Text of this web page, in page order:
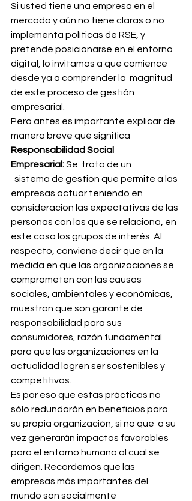
Si usted tiene una empresa en el
mercado y aún no tiene claras o no
implementa políticas de RSE, y
pretende posicionarse en el entorno
digital, lo invitamos a que comience
desde ya a comprender la  magnitud
de este proceso de gestión
empresarial.
Pero antes es importante explicar de
manera breve qué significa
Responsabilidad Social
Empresarial: Se  trata de un
empresas actuar teniendo en
consideración las expectativas de las
personas con las que se relaciona, en
este caso los grupos de interés. Al
respecto, conviene decir que en la
medida en que las organizaciones se
comprometen con las causas
sociales, ambientales y económicas,
muestran que son garante de
responsabilidad para sus
consumidores, razón fundamental
para que las organizaciones en la
actualidad logren ser sostenibles y
competitivas.
Es por eso que estas prácticas no
sólo redundarán en beneficios para
su propia organización, si no que  a su
vez generarán impactos favorables
para el entorno humano al cual se
dirigen. Recordemos que las
empresas más importantes del
mundo son socialmente